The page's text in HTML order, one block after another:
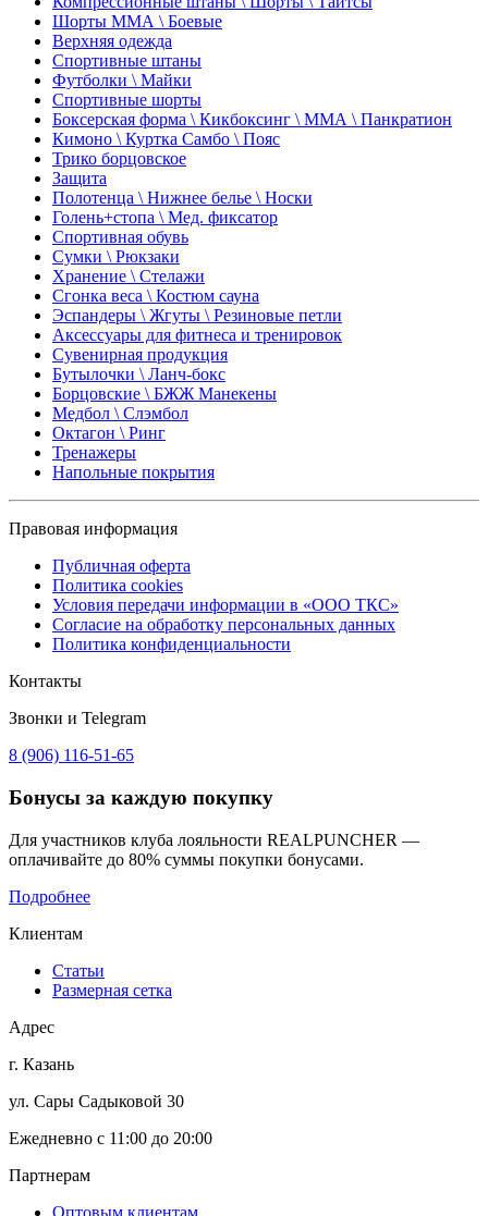
Шорты ММА \ Боевые
Верхняя одежда
Спортивные штаны
Футболки \ Майки
Спортивные шорты
Боксерская форма \ Кикбоксинг \ ММА \ Панкратион
Кимоно \ Куртка Самбо \ Пояс
Трико борцовское
Защита
Полотенца \ Нижнее белье \ Носки
Голень+стопа \ Мед. фиксатор
Спортивная обувь
Сумки \ Рюкзаки
Хранение \ Стелажи
Сгонка веса \ Костюм сауна
Эспандеры \ Жгуты \ Резиновые петли
Аксессуары для фитнеса и тренировок
Сувенирная продукция
Бутылочки \ Ланч-бокс
Борцовские \ БЖЖ Манекены
Медбол \ Слэмбол
Октагон \ Ринг
Тренажеры
Напольные покрытия
Правовая информация
Публичная оферта
Политика cookies
Условия передачи информации в «ООО ТКС»
Согласие на обработку персональных данных
Политика конфиденциальности
Контакты
Звонки и Telegram
8 (906) 116-51-65
Бонусы за каждую покупку
Для участников клуба лояльности REALPUNCHER —
оплачивайте до 80% суммы покупки бонусами.
Подробнее
Клиентам
Статьи
Размерная сетка
Адрес
г. Казань
ул. Сары Садыковой 30
Ежедневно с 11:00 до 20:00
Партнерам
Оптовым клиентам